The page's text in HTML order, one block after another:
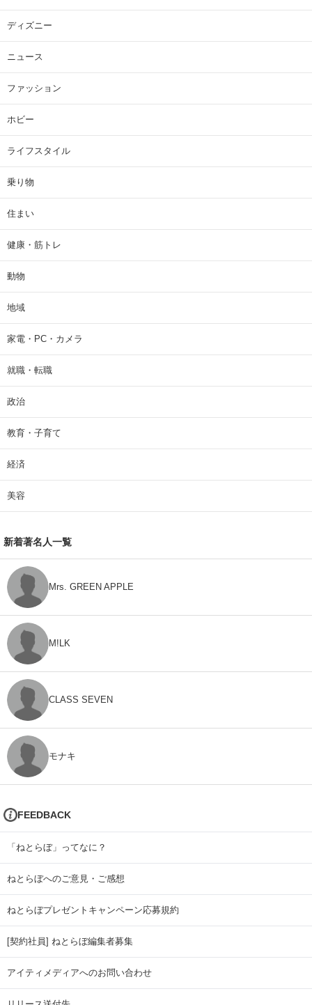
ディズニー
ニュース
ファッション
ホビー
ライフスタイル
乗り物
住まい
健康・筋トレ
動物
地域
家電・PC・カメラ
就職・転職
政治
教育・子育て
経済
美容
新着著名人一覧
Mrs. GREEN APPLE
M!LK
CLASS SEVEN
モナキ
FEEDBACK
「ねとらぼ」ってなに？
ねとらぼへのご意見・ご感想
ねとらぼプレゼントキャンペーン応募規約
[契約社員] ねとらぼ編集者募集
アイティメディアへのお問い合わせ